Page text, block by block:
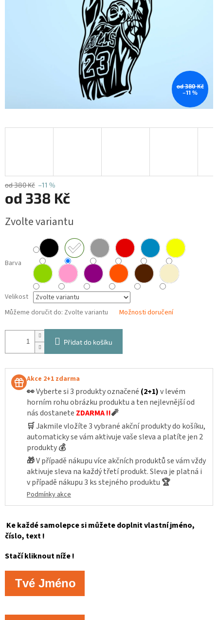
od 380 Kč
–11 %
od 380 Kč –11 %
od 338 Kč
cena:
Zvolte variantu
Barva
Velikost
Můžeme doručit do: Zvolte variantu Možnosti doručení
Přidat do košíku
Akce 2+1 zdarma
👀Vyberte si 3 produkty označené (2+1)v levém
horním rohu obrázku produktu a ten nejlevnější od
nás dostanete ZDARMA !!🧨
🛒Jakmile vložíte 3 vybrané akční produkty do košíku,
automaticky se vám aktivuje vaše sleva a platíte jen 2
produkty💰
🎁V případě nákupu více akčních produktů se vám vždy
aktivuje sleva na každý třetí produkt. Sleva je platná i
v případě nákupu 3 ks stejného produktu 🏆
Podmínky akce
Ke každé samolepce si můžete doplnit vlastní jméno,
číslo, text !
Stačí kliknout níže !
Tvé Jméno